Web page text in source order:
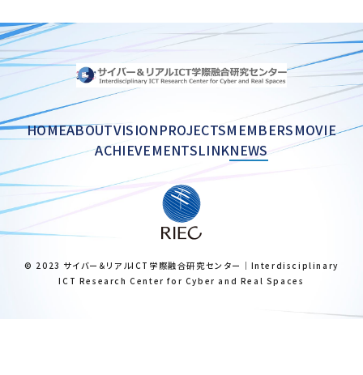
HOMEABOUTVISIONPROJECTSMEMBERSMOVIE
ACHIEVEMENTSLINKNEWS
© 2023 サイバー＆リアルICT学際融合研究センター｜Interdisciplinary
ICT Research Center for Cyber and Real Spaces